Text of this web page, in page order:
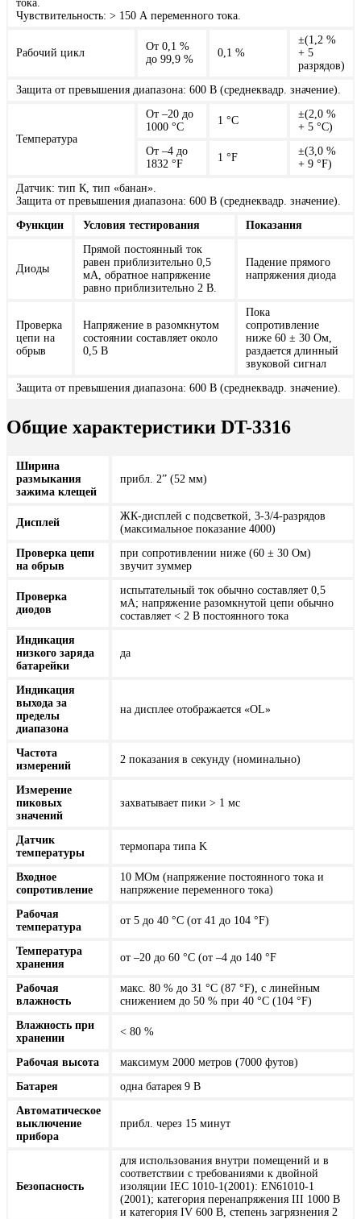
тока.
Чувствительность: > 150 А переменного тока.
Рабочий цикл
От 0,1 %
до 99,9 %
0,1 %
±(1,2 %
+ 5
разрядов)
Защита от превышения диапазона: 600 В (среднеквадр. значение).
Температура
От –20 до
1000 °С
1 °C
±(2,0 %
+ 5 °С)
От –4 до
1832 °F
1 °F
±(3,0 %
+ 9 °F)
Датчик: тип К, тип «банан».
Защита от превышения диапазона: 600 В (среднеквадр. значение).
Функции
Условия тестирования Показания
Диоды
Прямой постоянный ток
равен приблизительно 0,5
мА, обратное напряжение
равно приблизительно 2 В.
Падение прямого
напряжения диода
Проверка
цепи на
обрыв
Напряжение в разомкнутом
состоянии составляет около
0,5 В
Пока
сопротивление
ниже 60 ± 30 Ом,
раздается длинный
звуковой сигнал
Защита от превышения диапазона: 600 В (среднеквадр. значение).
Общие характеристики DT-3316
Ширина
размыкания
зажима клещей
прибл. 2” (52 мм)
Дисплей
ЖК-дисплей с подсветкой, 3-3/4-разрядов
(максимальное показание 4000)
Проверка цепи
на обрыв
при сопротивлении ниже (60 ± 30 Ом)
звучит зуммер
Проверка
диодов
испытательный ток обычно составляет 0,5
мА; напряжение разомкнутой цепи обычно
составляет < 2 В постоянного тока
Индикация
низкого заряда
батарейки
да
Индикация
выхода за
пределы
диапазона
на дисплее отображается «OL»
Частота
измерений
2 показания в секунду (номинально)
Измерение
пиковых
значений
захватывает пики > 1 мс
Датчик
температуры
термопара типа K
Входное
сопротивление
10 МОм (напряжение постоянного тока и
напряжение переменного тока)
Рабочая
температура
от 5 до 40 °C (от 41 до 104 °F)
Температура
хранения
от –20 до 60 °C (от –4 до 140 °F
Рабочая
влажность
макс. 80 % до 31 °C (87 °F), с линейным
снижением до 50 % при 40 °C (104 °F)
Влажность при
хранении
< 80 %
Рабочая высота
максимум 2000 метров (7000 футов)
Батарея
одна батарея 9 В
Автоматическое
выключение
прибора
прибл. через 15 минут
Безопасность
для использования внутри помещений и в
соответствии с требованиями к двойной
изоляции IEC 1010-1(2001): EN61010-1
(2001); категория перенапряжения III 1000 В
и категория IV 600 В, степень загрязнения 2